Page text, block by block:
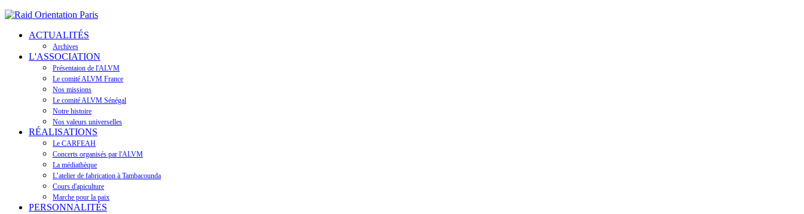
ACTUALITÉS
Archives
L'ASSOCIATION
Présentaion de l'ALVM
Le comité ALVM France
Nos missions
Le comité ALVM Sénégal
Notre histoire
Nos valeurs universelles
RÉALISATIONS
Le CARFEAH
Concerts organisés par l'ALVM
La médiathèque
L’atelier de fabrication à Tambacounda
Cours d'apiculture
Marche pour la paix
PERSONNALITÉS